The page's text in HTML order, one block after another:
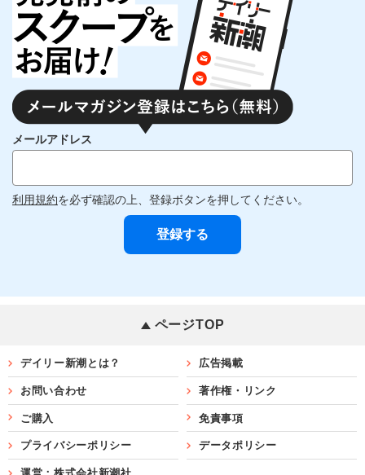
メールアドレス
利用規約を必ず確認の上、登録ボタンを押してください。
ページTOP
デイリー新潮とは？ 広告掲載
お問い合わせ 著作権・リンク
ご購入 免責事項
プライバシーポリシー データポリシー